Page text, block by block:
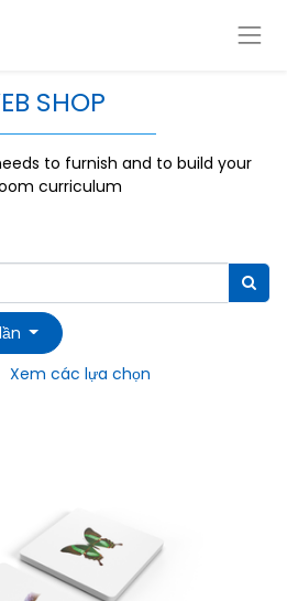
SHOP
to furnish and to build your
curriculum
Xem các lựa chọn